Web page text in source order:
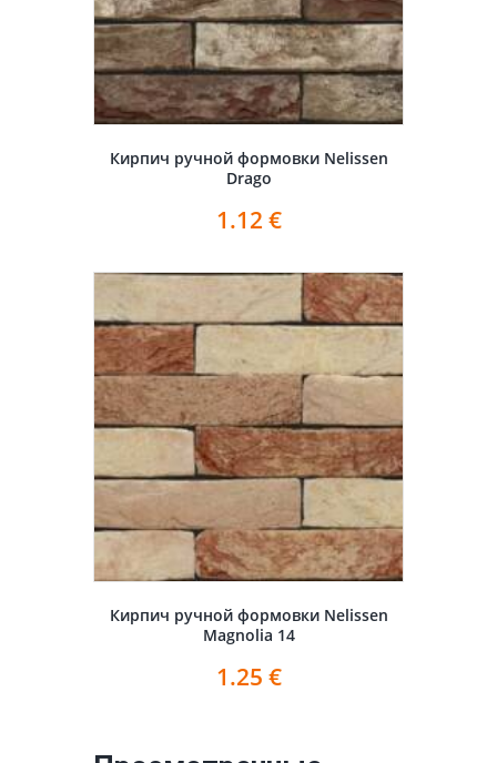
Кирпич ручной формовки Nelissen
Drago
1.12 €
Кирпич ручной формовки Nelissen
Magnolia 14
1.25 €